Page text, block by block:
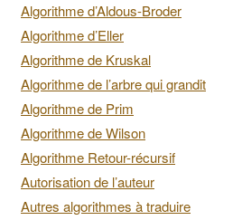
Algorithme d’Aldous-Broder
Algorithme d’Eller
Algorithme de Kruskal
Algorithme de l’arbre qui grandit
Algorithme de Prim
Algorithme de Wilson
Algorithme Retour-récursif
Autorisation de l’auteur
Autres algorithmes à traduire